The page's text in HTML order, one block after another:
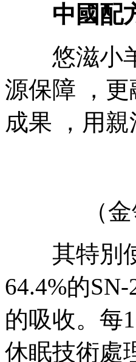
中國配
悠滋小羊
源保障 ，
成果 ，用
（
其特別使
64.4%的SN-
的吸收
休眠技術處